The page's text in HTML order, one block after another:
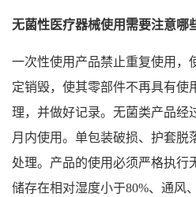
无菌性医疗器械使用需要注意哪
一次性使用产品禁止重复使用，
定销毁，使其零部件不再具有使
理，并做好记录。无菌类产品经
月内使用。单包装破损、护套脱
处理。产品的使用必须严格执行
储存在相对湿度小于80%、通风